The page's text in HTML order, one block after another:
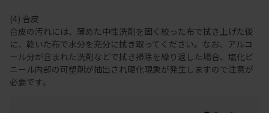
(4) 合皮
合皮の汚れには、薄めた中性洗剤を固く絞った布で拭き上げた後
に、乾いた布で水分を充分に拭き取ってください。なお、アルコ
ール分が含まれた洗剤などで拭き掃除を繰り返した場合、塩化ビ
ニール内部の可塑剤が抽出され硬化現象が発生しますので注意が
必要です。